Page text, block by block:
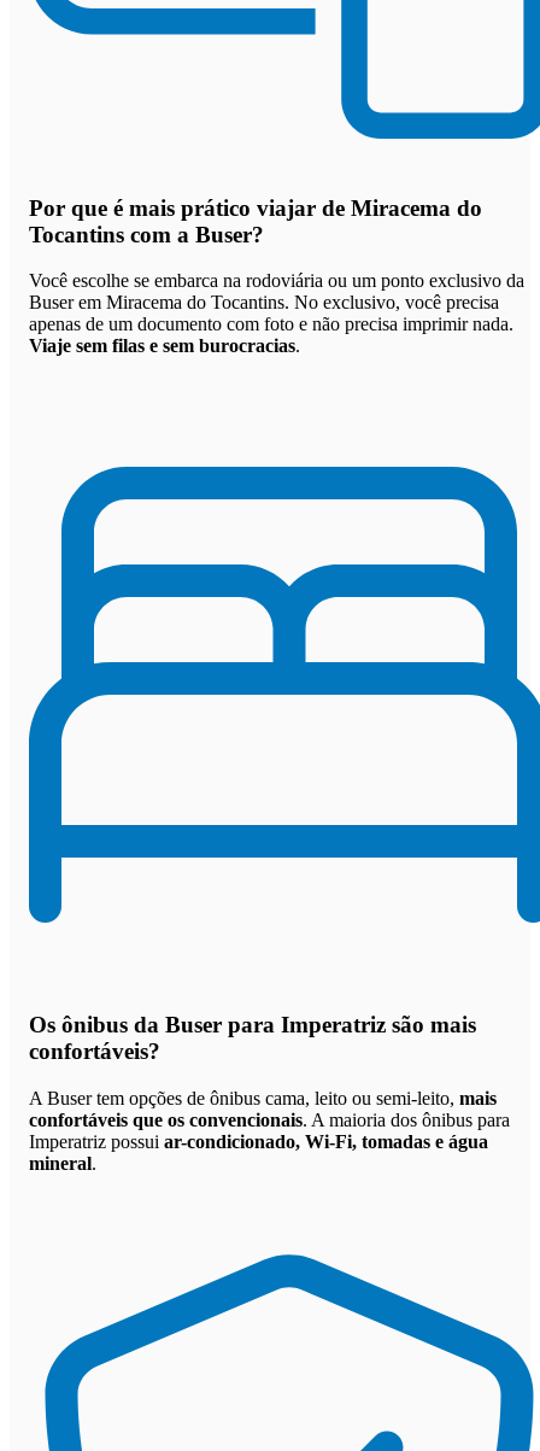
Por que é mais prático viajar de Miracema do
Tocantins com a Buser?
Você escolhe se embarca na rodoviária ou um ponto exclusivo da
Buser em Miracema do Tocantins. No exclusivo, você precisa
apenas de um documento com foto e não precisa imprimir nada.
Viaje sem filas e sem burocracias.
Os ônibus da Buser para Imperatriz são mais
confortáveis?
A Buser tem opções de ônibus cama, leito ou semi-leito, mais
confortáveis que os convencionais. A maioria dos ônibus para
Imperatriz possui ar-condicionado, Wi-Fi, tomadas e água
mineral.